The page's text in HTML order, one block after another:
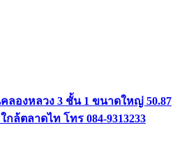
องหลวง 3 ชั้น 1 ขนาดใหญ่ 50.87
ล้ตลาดไท โทร 084-9313233